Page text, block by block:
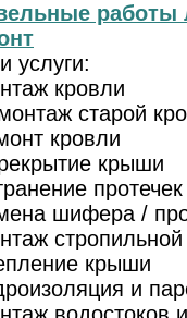
услуги:
кровли
старой
кровли
крыши
протечек
шифера /
крыши
и